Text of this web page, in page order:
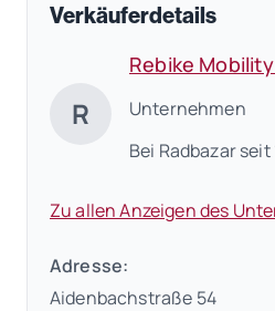
Verkäuferdetails
R
Rebike
Unternehmen
Bei Radbazar
Zu allen Anzeigen des
Adresse:
Aidenbachstraße 54